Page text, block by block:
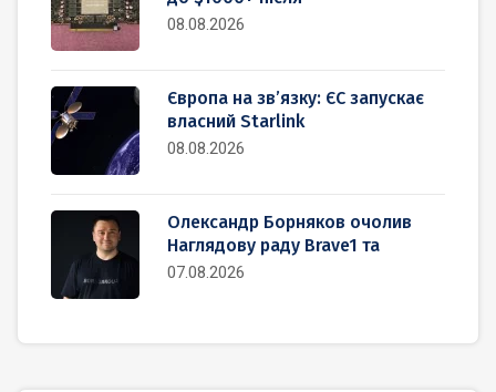
08.08.2026
Європа на зв’язку: ЄС запускає
власний Starlink
08.08.2026
Олександр Борняков очолив
Наглядову раду Brave1 та
07.08.2026